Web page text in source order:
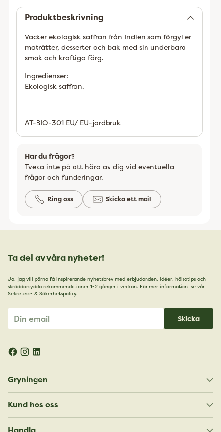
Produktbeskrivning
Vacker ekologisk saffran från Indien som förgyller
maträtter, desserter och bak med sin underbara
smak och kraftiga färg.
Ingredienser:
Ekologisk saffran.
AT-BIO-301 EU/ EU-jordbruk
Har du frågor?
Tveka inte på att höra av dig vid eventuella
frågor och funderingar.
Ring oss Skicka ett mail
Ta del av våra nyheter!
Ja, jag vill gärna få inspirerande nyhetsbrev med erbjudanden, idéer, hälsotips och
skräddarsydda rekommendationer 1-2 gånger i veckan. För mer information, se vår
Sekretess- & Säkerhetspolicy.
email
Skicka
Gryningen
Kund hos oss